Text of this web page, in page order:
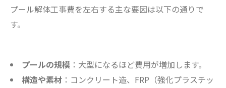
プール解体工事費を左右する主な要因は以下の通りで
す。
プールの規模：大型になるほど費用が増加します。
構造や素材：コンクリート造、FRP（強化プラスチッ